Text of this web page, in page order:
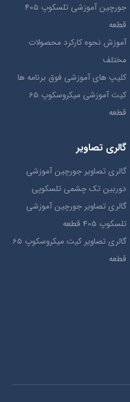
جورچین آموزشی تلسکوپ 405
قطعه
آموزش نحوه کارکرد محصولات
مختلف
کلیپ های آموزشی فوق برنامه ها
کیت آموزشی میکروسکوپ 65
قطعه
گالری تصاویر
گالری تصاویر جورچین آموزشی
دوربین تک چشمی تلسکوپی
گالری تصاویر جورچین آموزشی
تلسکوپ 405 قطعه
گالری تصاویر کیت میکروسکوپ 65
قطعه